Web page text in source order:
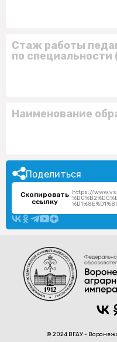
Стаж работы
по специальности
Наименование
Поделиться
Скопировать
ссылку
https://
© 2024 ВГАУ -